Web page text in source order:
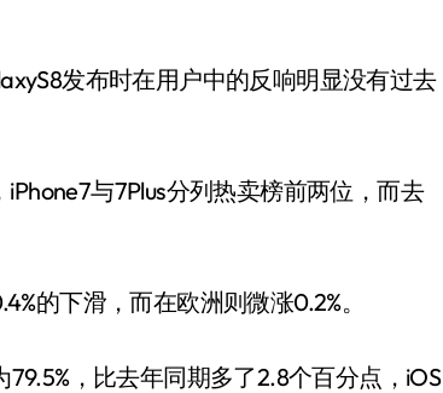
发布时在用户中的反响明显没有过去
与7Plus分列热卖榜前两位，而去
的下滑，而在欧洲则微涨0.2%。
，比去年同期多了2.8个百分点，iOS